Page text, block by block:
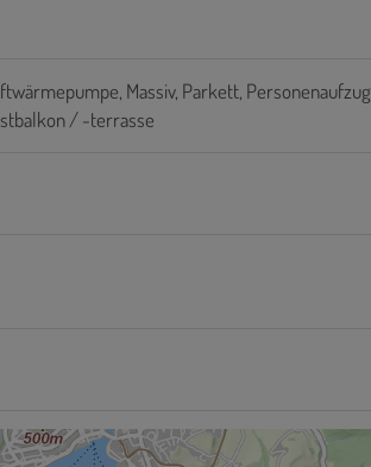
Massiv Parkett Personenaufzug
/ -terrasse